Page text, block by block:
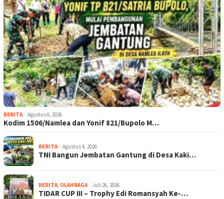
BERITA Agustus 6, 2026
Kodim 1506/Namlea dan Yonif 821/Bupolo M…
BERITA Agustus 4, 2026
TNI Bangun Jembatan Gantung di Desa Kaki…
BERITA, OLAHRAGA Juli 26, 2026
TIDAR CUP III – Trophy Edi Romansyah Ke-…